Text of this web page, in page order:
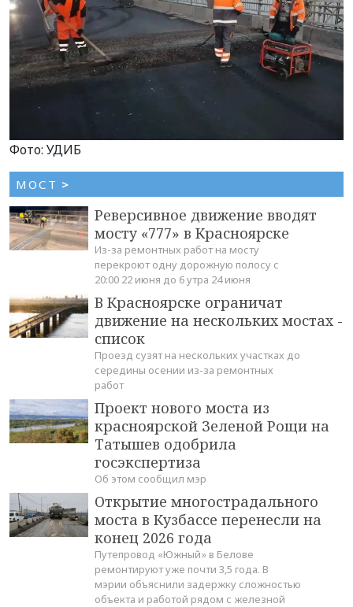
Фото: УДИБ
МОСТ >
Реверсивное движение вводят
мосту «777» в Красноярске
Из-за ремонтных работ на мосту
перекроют одну дорожную полосу с
20:00 22 июня до 6 утра 24 июня
В Красноярске ограничат
движение на нескольких мостах -
список
Проезд сузят на нескольких участках до
середины осении из-за ремонтных
работ
Проект нового моста из
красноярской Зеленой Рощи на
Татышев одобрила
госэкспертиза
Об этом сообщил мэр
Открытие многострадального
моста в Кузбассе перенесли на
конец 2026 года
Путепровод «Южный» в Белове
ремонтируют уже почти 3,5 года. В
мэрии объяснили задержку сложностью
объекта и работой рядом с железной